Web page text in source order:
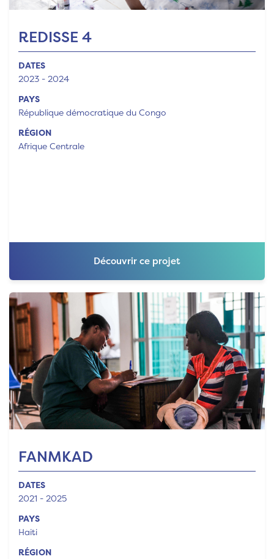
REDISSE 4
DATES
2023 - 2024
PAYS
République démocratique du Congo
RÉGION
Afrique Centrale
Découvrir ce projet
FANMKAD
DATES
2021 - 2025
PAYS
Haiti
RÉGION